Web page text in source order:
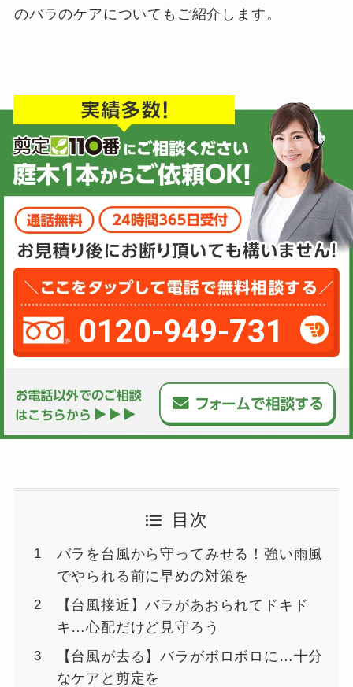
のバラのケアについてもご紹介します。
0120-949-731
目次
バラを台風から守ってみせる！強い雨風
でやられる前に早めの対策を
【台風接近】バラがあおられてドキド
キ…心配だけど見守ろう
【台風が去る】バラがボロボロに…十分
なケアと剪定を